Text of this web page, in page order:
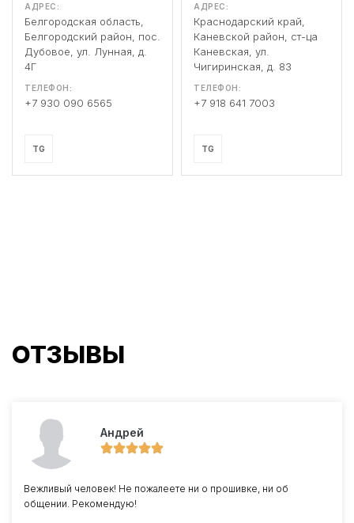
АДРЕС:
Белгородская область,
Белгородский район, пос.
Дубовое, ул. Лунная, д.
4Г
ТЕЛЕФОН:
+7 930 090 6565
TG
АДРЕС:
Краснодарский край,
Каневской район, ст-ца
Каневская, ул.
Чигиринская, д. 83
ТЕЛЕФОН:
+7 918 641 7003
TG
ОТЗЫВЫ
Андрей
Вежливый человек! Не пожалеете ни о прошивке, ни об
общении. Рекомендую!